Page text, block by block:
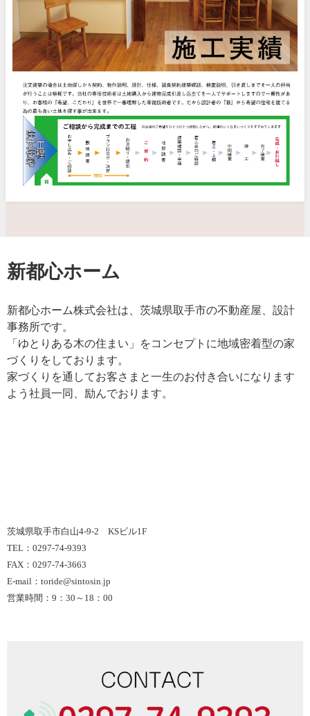
新都心ホーム
新都心ホーム株式会社は、茨城県取手市の不動産屋、設計
事務所です。
「ゆとりある木の住まい」をコンセプトに地域密着型の家
づくりをしております。
家づくりを通してお客さまと一生のお付き合いになります
よう社員一同、励んでおります。
茨城県取手市白山4-9-2 KSビル1F
TEL：0297-74-9393
FAX：0297-74-3663
E-mail：toride@sintosin.jp
営業時間：9：30～18：00